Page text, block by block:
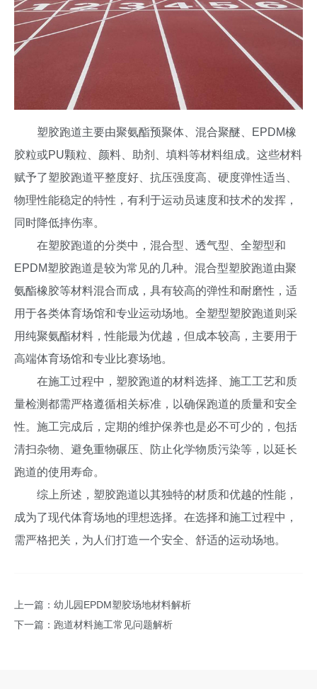
塑胶跑道主要由聚氨酯预聚体、混合聚醚、EPDM橡
胶粒或PU颗粒、颜料、助剂、填料等材料组成。这些材料
赋予了塑胶跑道平整度好、抗压强度高、硬度弹性适当、
物理性能稳定的特性，有利于运动员速度和技术的发挥，
同时降低摔伤率。
在塑胶跑道的分类中，混合型、透气型、全塑型和
EPDM塑胶跑道是较为常见的几种。混合型塑胶跑道由聚
氨酯橡胶等材料混合而成，具有较高的弹性和耐磨性，适
用于各类体育场馆和专业运动场地。全塑型塑胶跑道则采
用纯聚氨酯材料，性能最为优越，但成本较高，主要用于
高端体育场馆和专业比赛场地。
在施工过程中，塑胶跑道的材料选择、施工工艺和质
量检测都需严格遵循相关标准，以确保跑道的质量和安全
性。施工完成后，定期的维护保养也是必不可少的，包括
清扫杂物、避免重物碾压、防止化学物质污染等，以延长
跑道的使用寿命。
综上所述，塑胶跑道以其独特的材质和优越的性能，
成为了现代体育场地的理想选择。在选择和施工过程中，
需严格把关，为人们打造一个安全、舒适的运动场地。
上一篇： 幼儿园EPDM塑胶场地材料解析
下一篇： 跑道材料施工常见问题解析